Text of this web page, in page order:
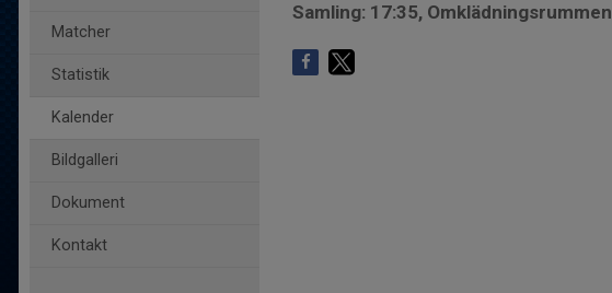
Matcher
Statistik
Kalender
Bildgalleri
Dokument
Kontakt
Samling: 17:35, Omklädningsrummen